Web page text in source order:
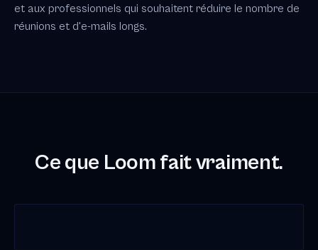
et aux professionnels qui souhaitent réduire le nombre de
réunions et d'e-mails longs.
Ce que Loom fait vraiment.